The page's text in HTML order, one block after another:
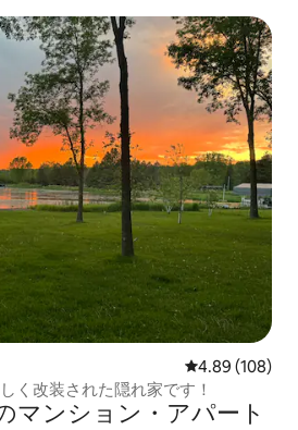
レビュー108
4.89 (108)
く改装された隠れ家です！
マンション・アパート